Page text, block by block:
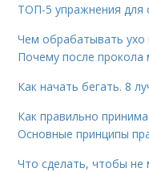
ТОП-5 упражнения для
Чем обрабатывать ухо
Почему после прокола
Как начать бегать. 8
Как правильно
Основные принципы
Что сделать, чтобы не